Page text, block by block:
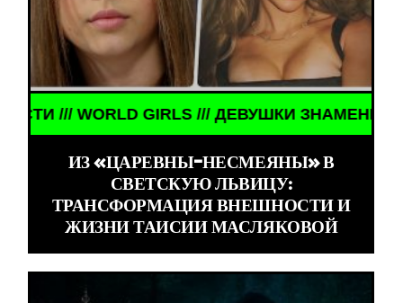
ЗНАМЕНИТОСТИ /// WORLD GIRLS ///
ИЗ «ЦАРЕВНЫ-НЕСМЕЯНЫ» В
СВЕТСКУЮ ЛЬВИЦУ:
ТРАНСФОРМАЦИЯ ВНЕШНОСТИ И
ЖИЗНИ ТАИСИИ МАСЛЯКОВОЙ